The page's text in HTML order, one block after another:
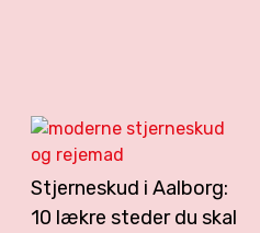
Stjerneskud i Aalborg:
10 lækre steder du skal